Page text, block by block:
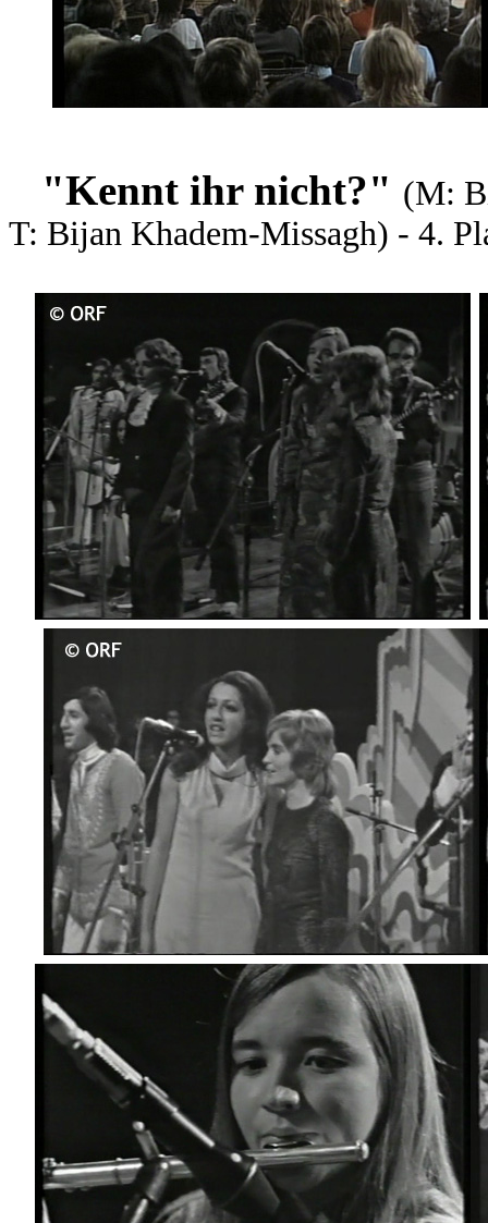
"Kennt ihr nicht?" (M:
T: Bijan Khadem-Missagh) - 4.